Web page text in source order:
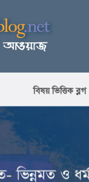
বিষয় ভিত্তিক ব্লগ